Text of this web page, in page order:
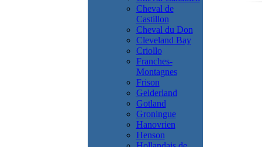
Cheval de
Castillon
Cheval du Don
Cleveland Bay
Criollo
Franches-
Montagnes
Frison
Gelderland
Gotland
Groningue
Hanovrien
Henson